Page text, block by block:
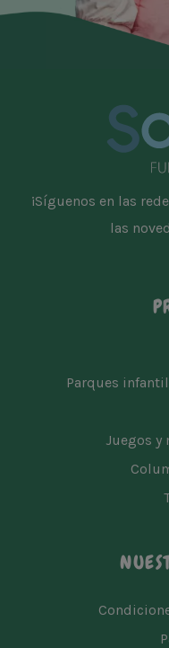
Parques
Juegos y
¡Síguenos en las
las